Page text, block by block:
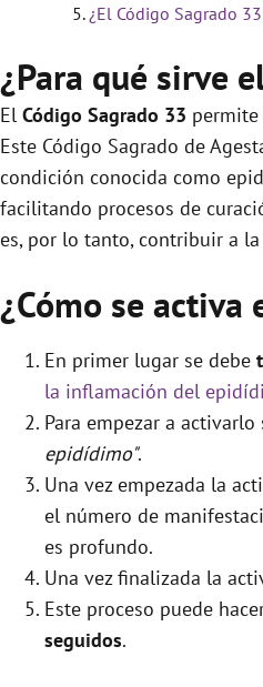
¿El Código Sagrado
¿Para qué sirve
El Código Sagrado 33
Este Código Sagrado de
condición conocida como
facilitando procesos de
es, por lo tanto, contribuir a
¿Cómo se activa
En primer lugar se debe
la inflamación del
Para empezar a
epidídimo".
Una vez empezada la
el número de
es profundo.
Una vez finalizada la
Este proceso puede
seguidos.